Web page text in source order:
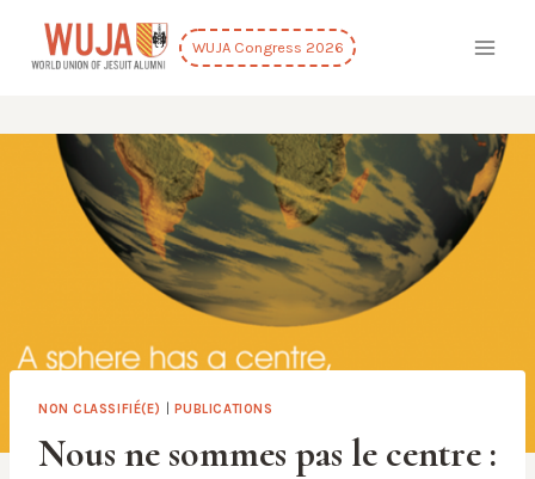
content
WUJA Congress 2026
NON CLASSIFIÉ(E) PUBLICATIONS
Nous ne sommes pas le centre :